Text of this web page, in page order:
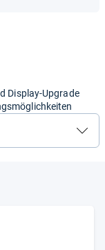
Display-Upgrade